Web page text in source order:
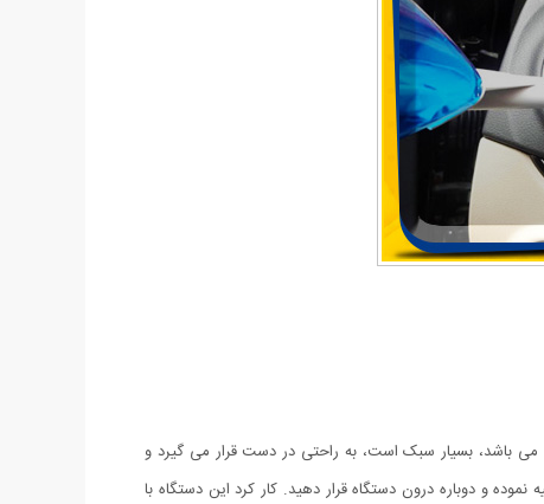
می باشد، بسیار سبک است، به راحتی در دست قرار می گیرد و
و دوباره درون دستگاه قرار دهید. کار کرد این دستگاه با